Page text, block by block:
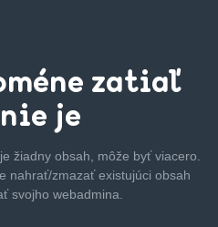
zatiaľ
je
žiadny obsah, môže byťviacero.
nahrať/zmazaťexistujúci obsah
svojho webadmina.